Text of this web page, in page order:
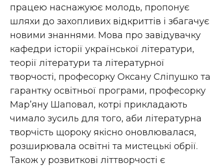
працею наснажуює молодь, пропонує
шляхи до захопливих відкриттів і збагачує
новими знаннями. Мова про завідувачку
кафедри історії української літератури,
теорії літератури та літературної
творчості, професорку Оксану Сліпушко та
гарантку освітньої програми, професорку
Мар’яну Шаповал, котрі прикладають
чимало зусиль для того, аби літературна
творчість щороку якісно оновлювалася,
розширювала освітні та мистецькі обрії.
Також у розвиткові літтворчості є